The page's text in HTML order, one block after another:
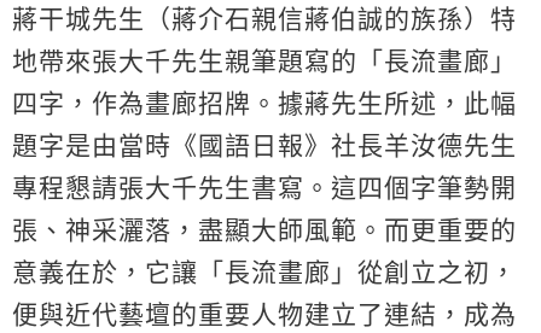
蔣干城先生（蔣介石親信蔣伯誠的族孫）特
地帶來張大千先生親筆題寫的「長流畫廊」
四字，作為畫廊招牌。據蔣先生所述，此幅
題字是由當時《國語日報》社長羊汝德先生
專程懇請張大千先生書寫。這四個字筆勢開
張、神采灑落，盡顯大師風範。而更重要的
意義在於，它讓「長流畫廊」從創立之初，
便與近代藝壇的重要人物建立了連結，成為